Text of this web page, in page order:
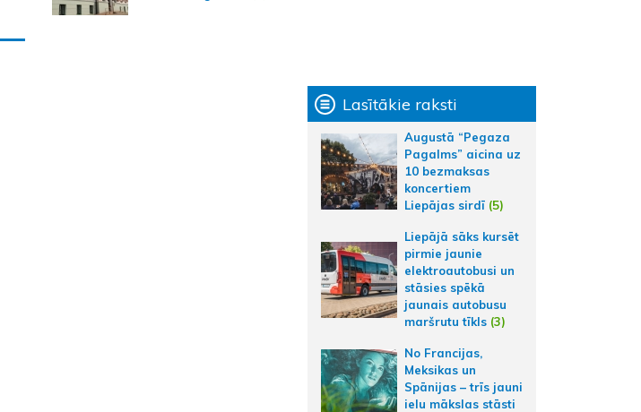
Lasītākie raksti
Augustā “Pegaza
Pagalms” aicina uz
10 bezmaksas
koncertiem
Liepājas sirdī (5)
Liepājā sāks kursēt
pirmie jaunie
elektroautobusi un
stāsies spēkā
jaunais autobusu
maršrutu tīkls (3)
No Francijas,
Meksikas un
Spānijas – trīs jauni
ielu mākslas stāsti